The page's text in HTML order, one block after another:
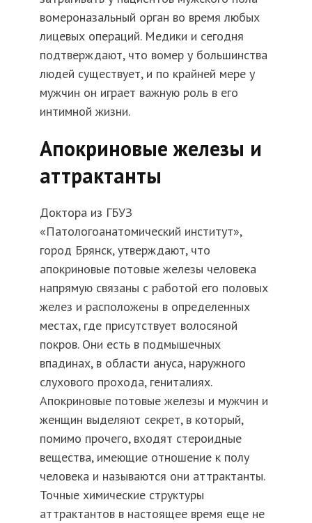
вомероназальный орган во время любых
лицевых операций. Медики и сегодня
подтверждают, что вомер у большинства
людей существует, и по крайней мере у
мужчин он играет важную роль в его
интимной жизни.
Апокриновые железы и
аттрактанты
Доктора из ГБУЗ
«Патологоанатомический институт»,
город Брянск, утверждают, что
апокриновые потовые железы человека
напрямую связаны с работой его половых
желез и расположены в определенных
местах, где присутствует волосяной
покров. Они есть в подмышечных
впадинах, в области ануса, наружного
слухового прохода, гениталиях.
Апокриновые потовые железы и мужчин и
женщин выделяют секрет, в который,
помимо прочего, входят стероидные
вещества, имеющие отношение к полу
человека и называются они аттрактанты.
Точные химические структуры
аттрактантов в настоящее время еще не